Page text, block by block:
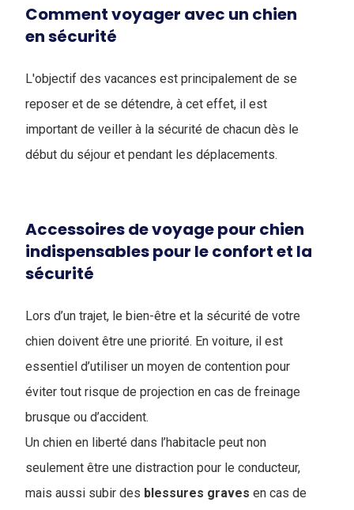
Comment voyager avec un chien
en sécurité
L'objectif des vacances est principalement de se
reposer et de se détendre, à cet effet, il est
important de veiller à la sécurité de chacun dès le
début du séjour et pendant les déplacements.
Accessoires de voyage pour chien
indispensables pour le confort et la
sécurité
Lors d’un trajet, le bien-être et la sécurité de votre
chien doivent être une priorité. En voiture, il est
essentiel d’utiliser un moyen de contention pour
éviter tout risque de projection en cas de freinage
brusque ou d’accident.
Un chien en liberté dans l’habitacle peut non
seulement être une distraction pour le conducteur,
mais aussi subir des blessures graves en cas de